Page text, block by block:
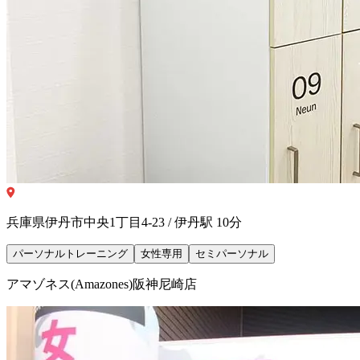
兵庫県伊丹市中央1丁目4-23 / 伊丹駅 10分
パーソナルトレーニング 女性専用 セミパーソナル
アマゾネス(Amazones)阪神尼崎店